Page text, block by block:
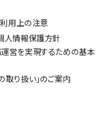
利用上の注意
人情報保護方針
営を実現するための基本
り扱い」のご案内